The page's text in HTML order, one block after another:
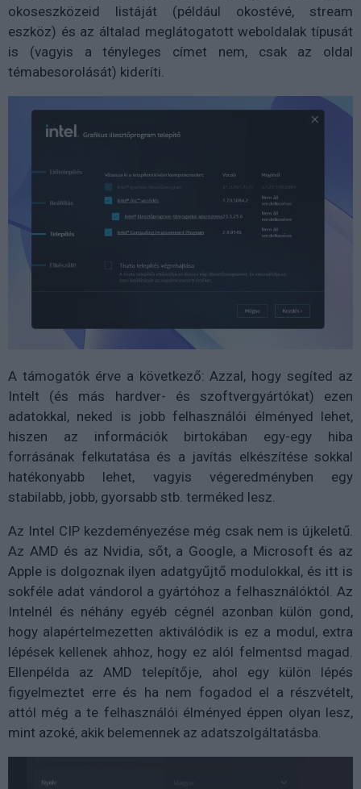
okoseszközeid listáját (például okostévé, stream
eszköz) és az általad meglátogatott weboldalak típusát
is (vagyis a tényleges címet nem, csak az oldal
témabesorolását) kideríti.
A támogatók érve a következő: Azzal, hogy segíted az
Intelt (és más hardver- és szoftvergyártókat) ezen
adatokkal, neked is jobb felhasználói élményed lehet,
hiszen az információk birtokában egy-egy hiba
forrásának felkutatása és a javítás elkészítése sokkal
hatékonyabb lehet, vagyis végeredményben egy
stabilabb, jobb, gyorsabb stb. terméked lesz.
Az Intel CIP kezdeményezése még csak nem is újkeletű.
Az AMD és az Nvidia, sőt, a Google, a Microsoft és az
Apple is dolgoznak ilyen adatgyűjtő modulokkal, és itt is
sokféle adat vándorol a gyártóhoz a felhasználóktól. Az
Intelnél és néhány egyéb cégnél azonban külön gond,
hogy alapértelmezetten aktiválódik is ez a modul, extra
lépések kellenek ahhoz, hogy ez alól felmentsd magad.
Ellenpélda az AMD telepítője, ahol egy külön lépés
figyelmeztet erre és ha nem fogadod el a részvételt,
attól még a te felhasználói élményed éppen olyan lesz,
mint azoké, akik belemennek az adatszolgáltatásba.